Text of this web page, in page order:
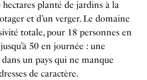
planté de jardins à la
et d’un verger. Le domaine
totale, pour 18 personnes en
50 en journée : une
un pays qui ne manque
de caractère.